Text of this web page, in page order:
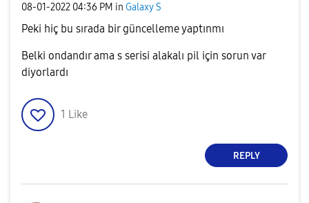
‎08-01-2022 04:36 PM in Galaxy S
Peki hiç bu sırada bir güncelleme yaptınmı
Belki ondandır ama s serisi alakalı pil için sorun var
diyorlardı
1 Like
REPLY